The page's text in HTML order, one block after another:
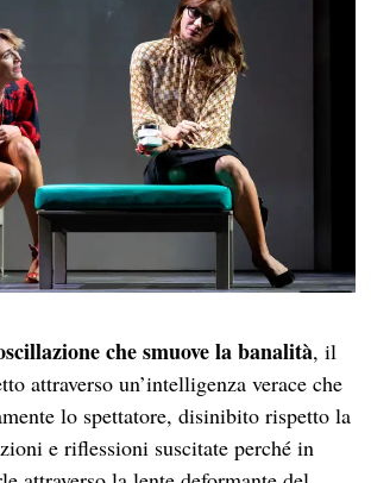
che smuove la banalità, il
attraverso un’intelligenza verace che
lo spettatore, disinibito rispetto la
e riflessioni suscitate perché in